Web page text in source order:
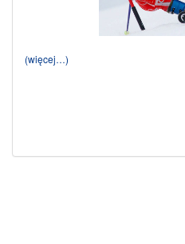
(więcej…)